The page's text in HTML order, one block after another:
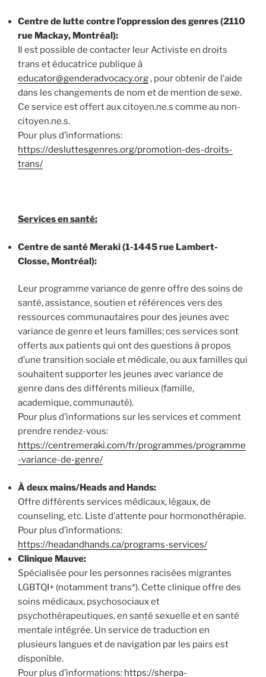
Centre de lutte contre l’oppression des genres (2110
rue Mackay, Montréal):
Il est possible de contacter leur Activiste en droits
trans et éducatrice publique à
educator@genderadvocacy.org, pour obtenir de l’aide
dans les changements de nom et de mention de sexe.
Ce service est offert aux citoyen.ne.s comme au non-
citoyen.ne.s.
Pour plus d’informations:
https://desluttesgenres.org/promotion-des-droits-
trans/
Services en santé:
Centre de santé Meraki (1-1445 rue Lambert-
Closse, Montréal):
Leur programme variance de genre offre des soins de
santé, assistance, soutien et références vers des
ressources communautaires pour des jeunes avec
variance de genre et leurs familles; ces services sont
offerts aux patients qui ont des questions à propos
d’une transition sociale et médicale, ou aux familles qui
souhaitent supporter les jeunes avec variance de
genre dans des différents milieux (famille,
academique, communauté).
Pour plus d’informations sur les services et comment
prendre rendez-vous:
https://centremeraki.com/fr/programmes/programme
-variance-de-genre/
À deux mains/Heads and Hands:
Offre différents services médicaux, légaux, de
counseling, etc. Liste d’attente pour hormonothérapie.
Pour plus d’informations:
https://headandhands.ca/programs-services/
Clinique Mauve:
Spécialisée pour les personnes racisées migrantes
LGBTQI+ (notamment trans*). Cette clinique offre des
soins médicaux, psychosociaux et
psychothérapeutiques, en santé sexuelle et en santé
mentale intégrée. Un service de traduction en
plusieurs langues et de navigation par les pairs est
disponible.
Pour plus d’informations: https://sherpa-